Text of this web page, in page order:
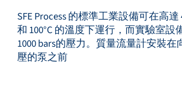
SFE Process 的標準工業設備可在高達
和 100°C 的溫度下運行，而實驗室設
1000 bars的壓力。質量流量計安裝
壓的泵之前